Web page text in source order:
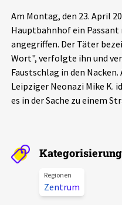
Leipziger Zustände
Schlaglichter
Aktuelles
Alle Beiträge
Veranstaltungen
Über uns
Am Montag, den 23. April
Hauptbahnhof ein
angegriffen. Der Täter
Wort", verfolgte ihn und
Faustschlag in den
Leipziger Neonazi Mike K.
es in der Sache zu einem
Kategorisierung
Regionen
Zentrum